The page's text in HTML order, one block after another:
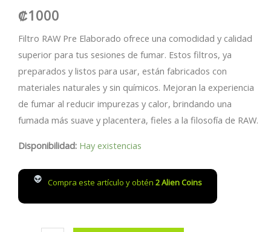
₡1000
Filtro RAW Pre Elaborado ofrece una comodidad y calidad
superior para tus sesiones de fumar. Estos filtros, ya
preparados y listos para usar, están fabricados con
materiales naturales y sin químicos. Mejoran la experiencia
de fumar al reducir impurezas y calor, brindando una
fumada más suave y placentera, fieles a la filosofía de RAW.
Disponibilidad: Hay existencias
Compra este artículo y obtén 2Alien Coins